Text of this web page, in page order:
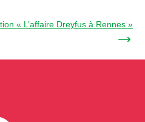
« L’affaire Dreyfus à Rennes »
→